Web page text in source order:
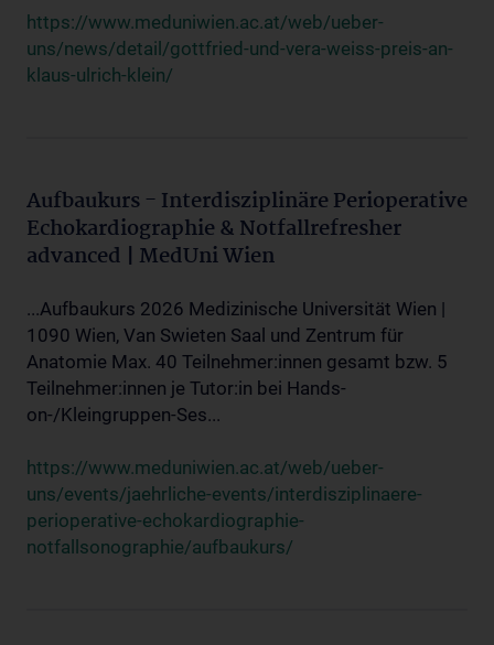
https://www.meduniwien.ac.at/web/ueber-
uns/news/detail/gottfried-und-vera-weiss-preis-an-
klaus-ulrich-klein/
Aufbaukurs - Interdisziplinäre Perioperative
Echokardiographie & Notfallrefresher
advanced | MedUni Wien
...Aufbaukurs 2026 Medizinische Universität Wien |
1090 Wien, Van Swieten Saal und Zentrum für
Anatomie Max. 40 Teilnehmer:innen gesamt bzw. 5
Teilnehmer:innen je Tutor:in bei Hands-
on-/Kleingruppen-Ses...
https://www.meduniwien.ac.at/web/ueber-
uns/events/jaehrliche-events/interdisziplinaere-
perioperative-echokardiographie-
notfallsonographie/aufbaukurs/